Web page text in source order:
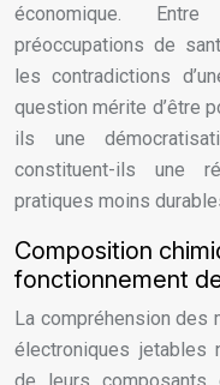
économique.
préoccupations de
les contradictions
question mérite d’être
ils une
constituent-ils une
pratiques moins
Composition
fonctionnement
La compréhension
électroniques jetables